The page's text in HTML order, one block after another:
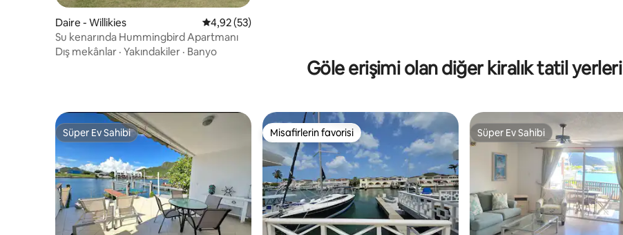
Daire - Willikies 5 üzerinden ortalama 4,92 puan, 53 değerlendirme
4,92 (53)
Su kenarında Hummingbird Apartmanı
Dış mekânlar · Yakındakiler · Banyo
Göle erişimi olan diğer kiralık tatil yerleri
Süper Ev Sahibi
Süper Ev Sahibi Misafirlerin favorisi
Misafirlerin favorisi Süper Ev Sahibi
Süper Ev Sahibi